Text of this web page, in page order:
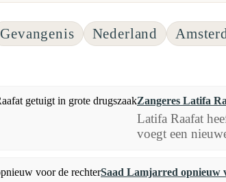
Gevangenis Nederland
Zangeres Latifa
Latifa Raafat
voegt een
Saad Lamjarred opnieuw